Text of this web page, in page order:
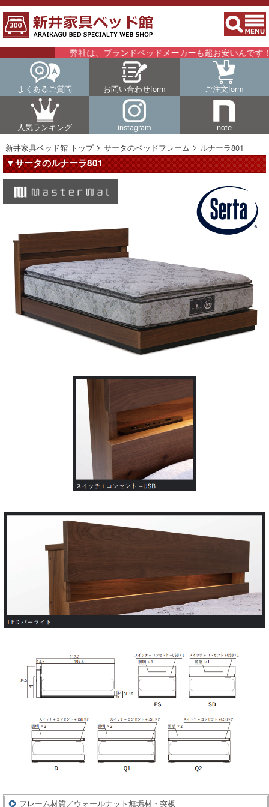
弊社は、ブランドベッドメーカーも超お安いんです！！
よくあるご質問 お問い合わせform ご注文form
人気ランキング instagram
note
新井家具ベッド館 トップ
サータのベッドフレーム ルナーラ801
▼サータのルナーラ801
フレーム材質／ウォールナット無垢材・突板